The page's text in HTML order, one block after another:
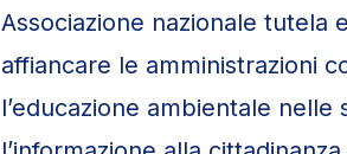
Associazione nazionale
affiancare le amministrazioni
l’educazione ambientale nelle